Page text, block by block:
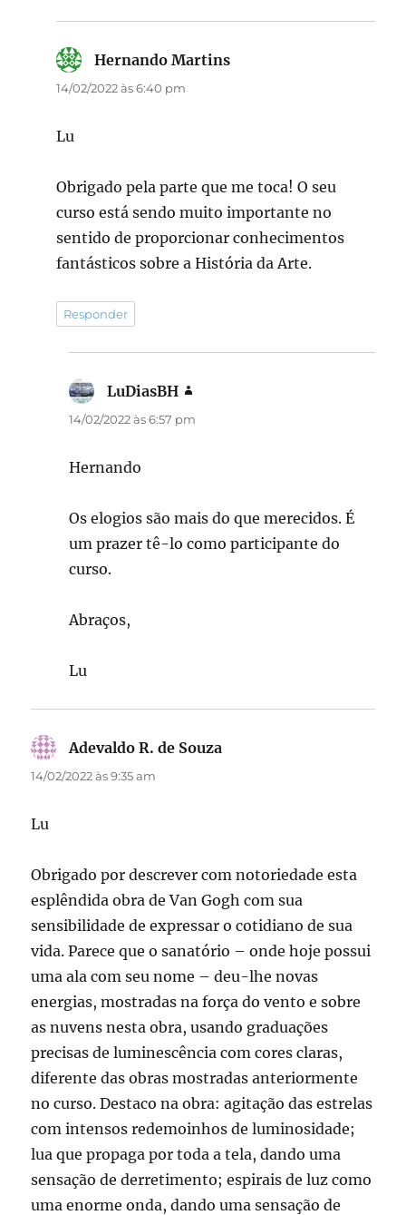
Hernando Martins
14/02/2022 às 6:40 pm
Lu
Obrigado pela parte que me toca! O seu
curso está sendo muito importante no
sentido de proporcionar conhecimentos
fantásticos sobre a História da Arte.
Responder
LuDiasBH
14/02/2022 às 6:57 pm
Hernando
Os elogios são mais do que merecidos. É
um prazer tê-lo como participante do
curso.
Abraços,
Lu
Adevaldo R. de Souza
14/02/2022 às 9:35 am
Lu
Obrigado por descrever com notoriedade esta
esplêndida obra de Van Gogh com sua
sensibilidade de expressar o cotidiano de sua
vida. Parece que o sanatório – onde hoje possui
uma ala com seu nome – deu-lhe novas
energias, mostradas na força do vento e sobre
as nuvens nesta obra, usando graduações
precisas de luminescência com cores claras,
diferente das obras mostradas anteriormente
no curso. Destaco na obra: agitação das estrelas
com intensos redemoinhos de luminosidade;
lua que propaga por toda a tela, dando uma
sensação de derretimento; espirais de luz como
uma enorme onda, dando uma sensação de